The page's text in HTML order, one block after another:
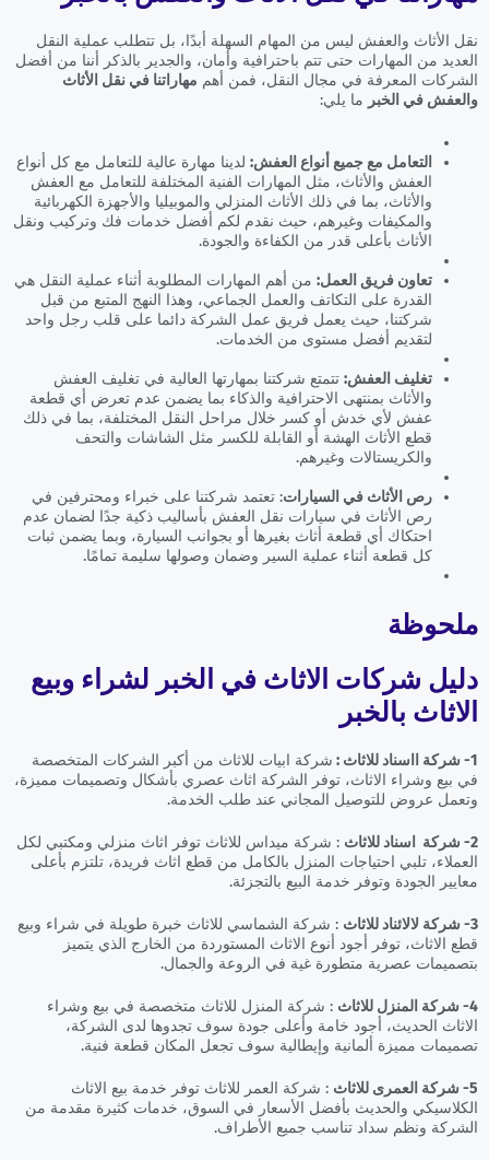
نقل الأثاث والعفش ليس من المهام السهلة أبدًا، بل تتطلب عملية النقل
العديد من المهارات حتى تتم باحترافية وأمان، والجدير بالذكر أننا من أفضل
الشركات المعرفة في مجال النقل، فمن أهم مهاراتنا في نقل الأثاث
والعفش في الخبر ما يلي:
التعامل مع جميع أنواع العفش: لدينا مهارة عالية للتعامل مع كل أنواع
العفش والأثاث، مثل المهارات الفنية المختلفة للتعامل مع العفش
والأثاث، بما في ذلك الأثاث المنزلي والموبيليا والأجهزة الكهربائية
والمكيفات وغيرهم، حيث نقدم لكم أفضل خدمات فك وتركيب ونقل
الأثاث بأعلى قدر من الكفاءة والجودة.
تعاون فريق العمل: من أهم المهارات المطلوبة أثناء عملية النقل هي
القدرة على التكاتف والعمل الجماعي، وهذا النهج المتبع من قبل
شركتنا، حيث يعمل فريق عمل الشركة دائما على قلب رجل واحد
لتقديم أفضل مستوى من الخدمات.
تغليف العفش: تتمتع شركتنا بمهارتها العالية في تغليف العفش
والأثاث بمنتهى الاحترافية والذكاء بما يضمن عدم تعرض أي قطعة
عفش لأي خدش أو كسر خلال مراحل النقل المختلفة، بما في ذلك
قطع الأثاث الهشة أو القابلة للكسر مثل الشاشات والتحف
والكريستالات وغيرهم.
رص الأثاث في السيارات: تعتمد شركتنا على خبراء ومحترفين في
رص الأثاث في سيارات نقل العفش بأساليب ذكية جدًا لضمان عدم
احتكاك أي قطعة أثاث بغيرها أو بجوانب السيارة، وبما يضمن ثبات
كل قطعة أثناء عملية السير وضمان وصولها سليمة تمامًا.
ملحوظة
دليل شركات الاثاث في الخبر لشراء وبيع
الاثاث بالخبر
1- شركة ااسناد للاثاث :
شركة ابيات للاثاث من أكبر الشركات المتخصصة
في بيع وشراء الاثاث، توفر الشركة اثاث عصري بأشكال وتصميمات مميزة،
وتعمل عروض للتوصيل المجاني عند طلب الخدمة.
2- شركة اسناد للاثاث
: شركة ميداس للاثاث توفر اثاث منزلي ومكتبي لكل
العملاء، تلبي احتياجات المنزل بالكامل من قطع اثاث فريدة، تلتزم بأعلى
معايير الجودة وتوفر خدمة البيع بالتجزئة.
3- شركة لالائناد للاثاث
: شركة الشماسي للاثاث خبرة طويلة في شراء وبيع
قطع الاثاث، توفر أجود أنوع الاثاث المستوردة من الخارج الذي يتميز
بتصميمات عصرية متطورة غية في الروعة والجمال.
4- شركة المنزل للاثاث
: شركة المنزل للاثاث متخصصة في بيع وشراء
الاثاث الحديث، أجود خامة وأعلى جودة سوف تجدوها لدى الشركة،
تصميمات مميزة ألمانية وإيطالية سوف تجعل المكان قطعة فنية.
5- شركة العمرى للاثاث
: شركة العمر للاثاث توفر خدمة بيع الاثاث
الكلاسيكي والحديث بأفضل الأسعار في السوق، خدمات كثيرة مقدمة من
الشركة ونظم سداد تناسب جميع الأطراف.